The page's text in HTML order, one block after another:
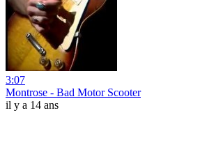
3:07
Montrose - Bad Motor Scooter
il y a 14 ans